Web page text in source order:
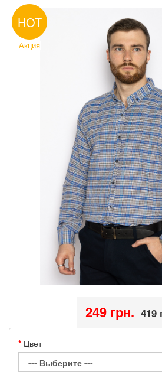
HOT
Акция
249 грн. 419
Цвет